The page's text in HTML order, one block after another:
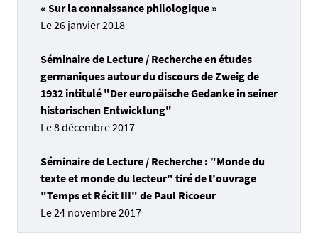
« Sur la connaissance philologique »
Le 26 janvier 2018
Séminaire de Lecture / Recherche en études
germaniques autour du discours de Zweig de
1932 intitulé "Der europäische Gedanke in seiner
historischen Entwicklung"
Le 8 décembre 2017
Séminaire de Lecture / Recherche : "Monde du
texte et monde du lecteur" tiré de l'ouvrage
"Temps et Récit III" de Paul Ricoeur
Le 24 novembre 2017